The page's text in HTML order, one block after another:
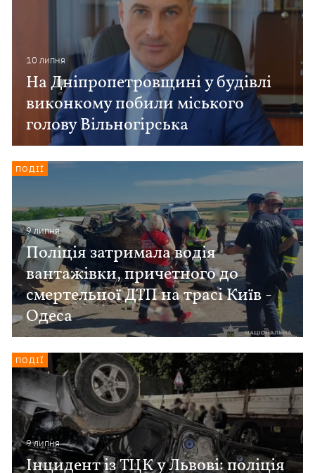
10 липня
На Дніпропетровщині у будівлі
виконкому побили міського
голову Вільногірська
9 липня
Поліція затримала водія
вантажівки, причетного до
смертельної ДТП на трасі Київ -
Одеса
ПОДІЇ
9 липня
Інцидент із ТЦК у Львові: поліція
ПОДІЇ